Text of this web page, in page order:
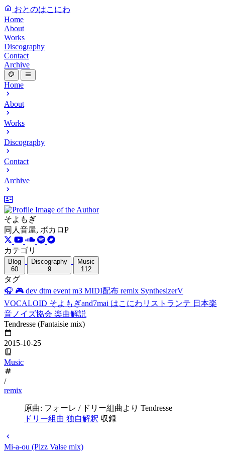
おとのはこにわ
Home
About
Works
Discography
Contact
Archive
Home
About
Works
Discography
Contact
Archive
そよもぎ
同人音屋, ボカロP
カテゴリ
Blog
60
Discography
9
Music
112
タグ
🎧 🎮 dev dtm event m3 MIDI配布 remix SynthesizerV
VOCALOID そよもぎand7mai はこにわリストランテ 日本楽
音ノイズ協会 楽曲解説
Tendresse (Fantaisie mix)
2015-10-25
Music
/
remix
原曲: フォーレ / ドリー組曲より Tendresse
ドリー組曲 独自解釈 収録
Mi-a-ou (Pizz Valse mix)